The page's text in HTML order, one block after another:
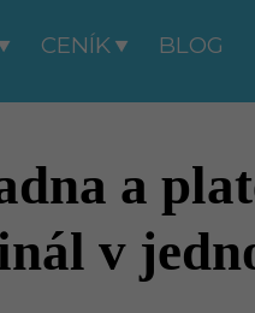
CENÍK BLOG
a
v